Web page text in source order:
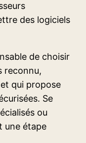
des logiciels
de choisir
reconnu,
qui propose
Se
ou
une étape